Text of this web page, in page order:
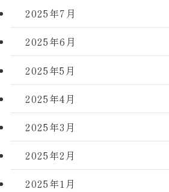
2025年7月
2025年6月
2025年5月
2025年4月
2025年3月
2025年2月
2025年1月